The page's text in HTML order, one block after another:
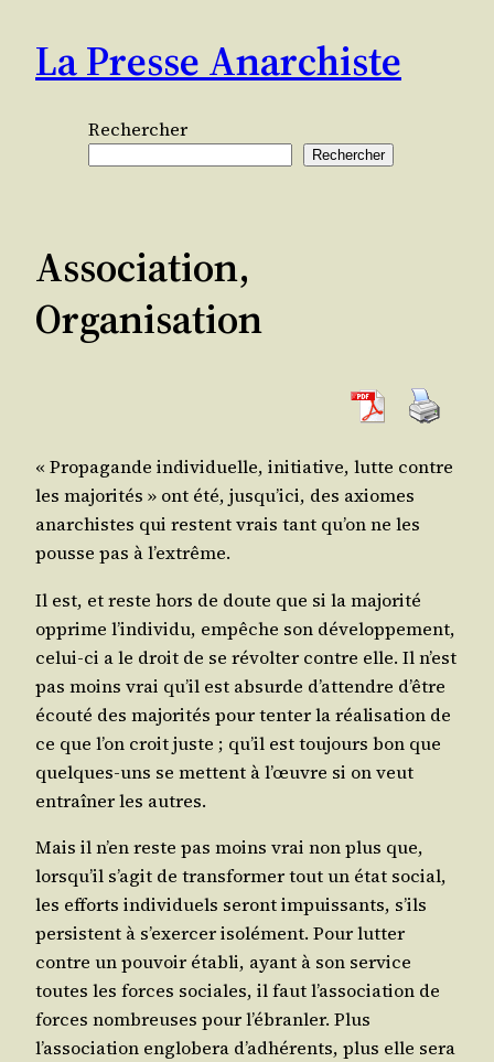
contenu
La Presse Anarchiste
Rechercher
Rechercher
Association,
Organisation
« Pro­pa­gande indi­vi­duelle, ini­tia­tive, lutte contre
les majo­ri­tés » ont été, jusqu’ici, des axiomes
anar­chistes qui res­tent vrais tant qu’on ne les
pousse pas à l’extrême.
Il est, et reste hors de doute que si la majo­ri­té
opprime l’individu, empêche son déve­lop­pe­ment,
celui-ci a le droit de se révol­ter contre elle. Il n’est
pas moins vrai qu’il est absurde d’attendre d’être
écou­té des majo­ri­tés pour ten­ter la réa­li­sa­tion de
ce que l’on croit juste ; qu’il est tou­jours bon que
quelques-uns se mettent à l’œuvre si on veut
entraî­ner les autres.
Mais il n’en reste pas moins vrai non plus que,
lorsqu’il s’agit de trans­for­mer tout un état social,
les efforts indi­vi­duels seront impuis­sants, s’ils
per­sistent à s’exercer iso­lé­ment. Pour lut­ter
contre un pou­voir éta­bli, ayant à son ser­vice
toutes les forces sociales, il faut l’association de
forces nom­breuses pour l’ébranler. Plus
l’association englo­be­ra d’adhérents, plus elle sera